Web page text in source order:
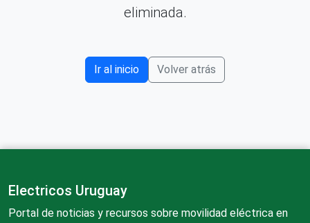
eliminada.
Ir al inicio Volver atrás
Electricos Uruguay
Portal de noticias y recursos sobre movilidad eléctrica en